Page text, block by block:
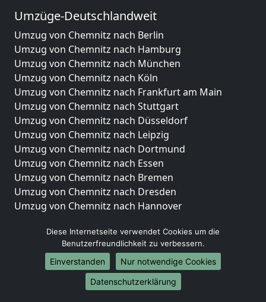
Umzüge-Deutschlandweit
Umzug von Chemnitz nach Berlin
Umzug von Chemnitz nach Hamburg
Umzug von Chemnitz nach München
Umzug von Chemnitz nach Köln
Umzug von Chemnitz nach Frankfurt am Main
Umzug von Chemnitz nach Stuttgart
Umzug von Chemnitz nach Düsseldorf
Umzug von Chemnitz nach Leipzig
Umzug von Chemnitz nach Dortmund
Umzug von Chemnitz nach Essen
Umzug von Chemnitz nach Bremen
Umzug von Chemnitz nach Dresden
Umzug von Chemnitz nach Hannover
Umzug von Chemnitz nach Duisburg
Umzug von Chemnitz nach Bochum
Umzug von Chemnitz nach Wuppertal
Umzug von Chemnitz nach Bielefeld
Umzug von Chemnitz nach Bonn
Diese Internetseite verwendet Cookies um die
Benutzerfreundlichkeit zu verbessern.
Einverstanden
Nur notwendige Cookies
Datenschutzerklärung